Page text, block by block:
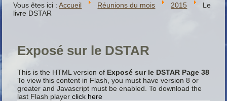
Vous êtes ici :Accueil Réunions du mois 2015
Le
livre DSTAR
Exposé sur le DSTAR
This is the HTML version of Exposé sur le DSTAR Page 38
To view this content in Flash, you must have version 8 or
greater and Javascript must be enabled. To download the
last Flash playerclick here